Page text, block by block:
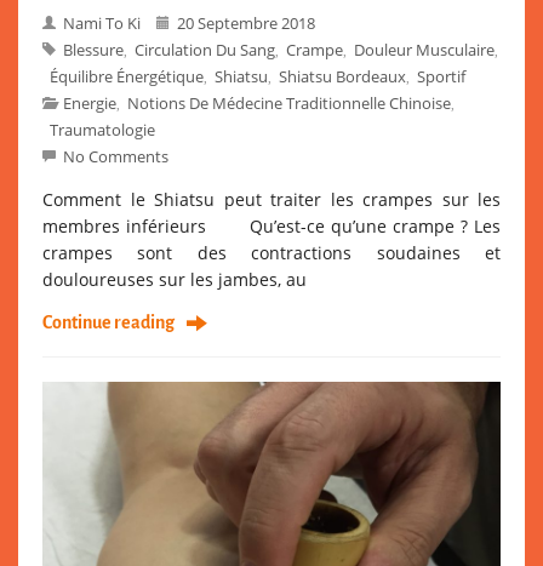
Nami To Ki
20 Septembre 2018
Blessure Circulation Du Sang Crampe Douleur Musculaire
Équilibre Énergétique Shiatsu Shiatsu Bordeaux Sportif
Energie Notions De Médecine Traditionnelle Chinoise
Traumatologie
No Comments
Comment le Shiatsu peut traiter les crampes sur les
membres inférieurs Qu’est-ce qu’une crampe ? Les
crampes sont des contractions soudaines et
douloureuses sur les jambes, au
Continue reading